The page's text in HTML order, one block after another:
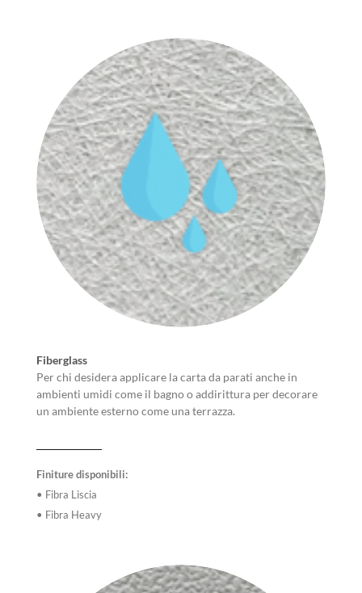
Fiberglass
Per chi desidera applicare la carta da parati anche in
ambienti umidi come il bagno o addirittura per decorare
un ambiente esterno come una terrazza.
Finiture disponibili:
• Fibra Liscia
• Fibra Heavy